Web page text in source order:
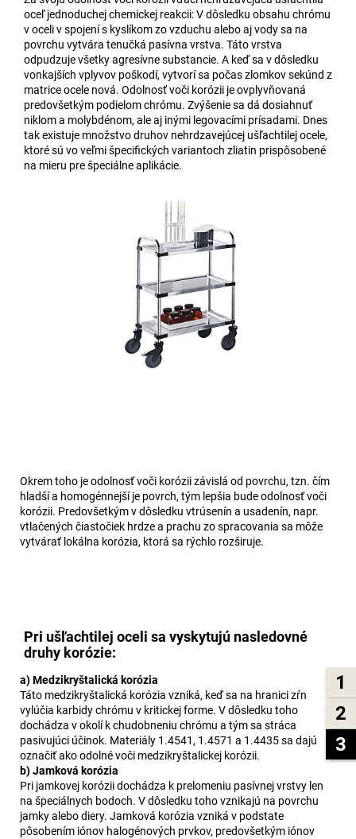
1
2
3
oceľ jednoduchej chemickej reakcii: V dôsledku obsahu chrómu
v oceli v spojení s kyslíkom zo vzduchu alebo aj vody sa na
povrchu vytvára tenučká pasívna vrstva. Táto vrstva
odpudzuje všetky agresívne substancie. A keď sa v dôsledku
vonkajších vplyvov poškodí, vytvorí sa počas zlomkov sekúnd z
matrice ocele nová. Odolnosť voči korózii je ovplyvňovaná
predovšetkým podielom chrómu. Zvýšenie sa dá dosiahnuť
niklom a molybdénom, ale aj inými legovacími prísadami. Dnes
tak existuje množstvo druhov nehrdzavejúcej ušľachtilej ocele,
ktoré sú vo veľmi špecifických variantoch zliatin prispôsobené
na mieru pre špeciálne aplikácie.
Okrem toho je odolnosť voči korózii závislá od povrchu, tzn. čím
hladší a homogénnejší je povrch, tým lepšia bude odolnosť voči
korózii. Predovšetkým v dôsledku vtrúsenín a usadenín, napr.
vtlačených čiastočiek hrdze a prachu zo spracovania sa môže
vytvárať lokálna korózia, ktorá sa rýchlo rozširuje.
Pri ušľachtilej oceli sa vyskytujú nasledovné
druhy korózie:
a) Medzikryštalická korózia
Táto medzikryštalická korózia vzniká, keď sa na hranici zŕn
vylúčia karbidy chrómu v kritickej forme. V dôsledku toho
dochádza v okolí k chudobneniu chrómu a tým sa stráca
pasivujúci účinok. Materiály 1.4541, 1.4571 a 1.4435 sa dajú
označiť ako odolné voči medzikryštalickej korózii.
b) Jamková korózia
Pri jamkovej korózii dochádza k prelomeniu pasívnej vrstvy len
na špeciálnych bodoch. V dôsledku toho vznikajú na povrchu
jamky alebo diery. Jamková korózia vzniká v podstate
pôsobením iónov halogénových prvkov, predovšetkým iónov